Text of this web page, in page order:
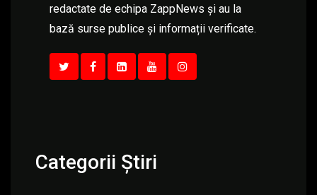
redactate de echipa ZappNews și au la
bază surse publice și informații verificate.
Categorii Știri